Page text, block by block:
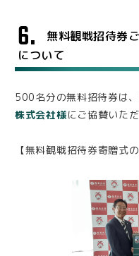
6.
無料観戦招待券
について
500名分の無料招待券は
株式会社様にご協賛いた
【無料観戦招待券寄贈式の